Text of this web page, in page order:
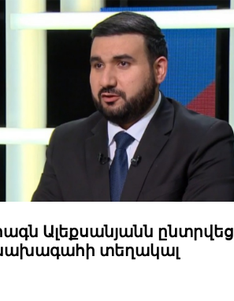
Ալեքսանյանն ընտրվեց
տեղակալ